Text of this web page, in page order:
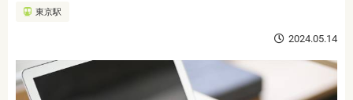
おでかけ
東京駅
2024.05.14